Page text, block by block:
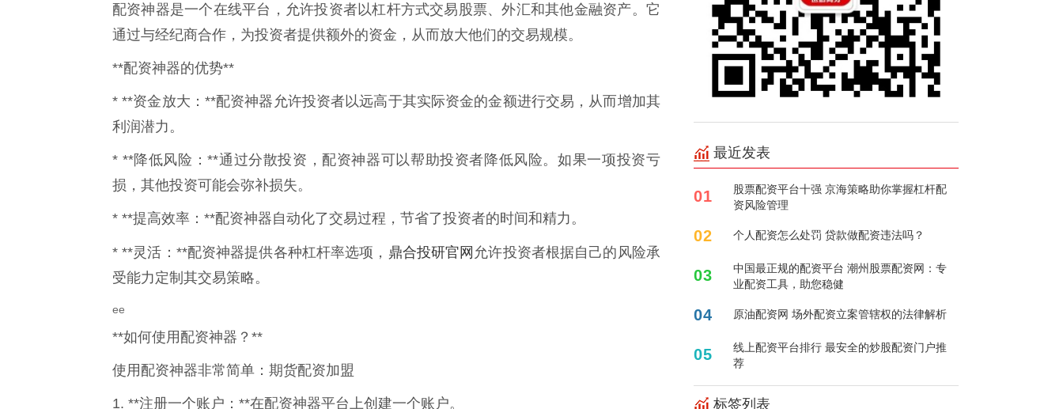
配资神器是一个在线平台，允许投资者以杠杆方式交易股票、外汇和其他金融资产。它
通过与经纪商合作，为投资者提供额外的资金，从而放大他们的交易规模。
**配资神器的优势**
* **资金放大：**配资神器允许投资者以远高于其实际资金的金额进行交易，从而增加其
利润潜力。
* **降低风险：**通过分散投资，配资神器可以帮助投资者降低风险。如果一项投资亏
损，其他投资可能会弥补损失。
* **提高效率：**配资神器自动化了交易过程，节省了投资者的时间和精力。
* **灵活：**配资神器提供各种杠杆率选项， 鼎合投研官网 允许投资者根据自己的风险承
受能力定制其交易策略。
ee
**如何使用配资神器？**
使用配资神器非常简单：期货配资加盟
1. **注册一个账户：**在配资神器平台上创建一个账户。
最近发表
01
股票配资平台十强 京海策略助你掌握杠杆配
资风险管理
02 个人配资怎么处罚 贷款做配资违法吗？
03
中国最正规的配资平台 潮州股票配资网：专
业配资工具，助您稳健
04 原油配资网 场外配资立案管辖权的法律解析
05
线上配资平台排行 最安全的炒股配资门户推
荐
标签列表